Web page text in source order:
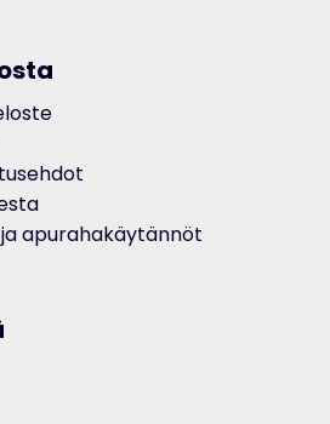
apurahakäytännöt